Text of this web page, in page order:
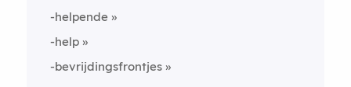
-helpende
-help
-bevrijdingsfrontjes